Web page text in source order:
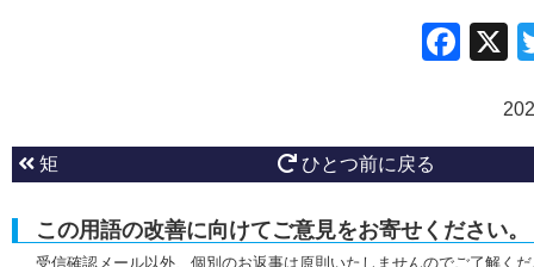
矩 ひとつ前に戻る
この用語の改善に向けてご意見をお寄せください。
受信確認メール以外、個別のお返事は原則いたしませんのでご了解く